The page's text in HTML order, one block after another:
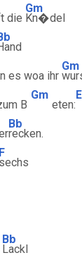
die
Gm
Kn�del
es woa ihr
Gm
B
Gm
eten:
Bb
recken.
F
sechs
Bb
Lackl